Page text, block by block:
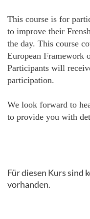
This course is for
to improve their
the day. This course
European Framework
Participants will
participation.
We look forward to
to provide you with
Für diesen Kurs sind
vorhanden.